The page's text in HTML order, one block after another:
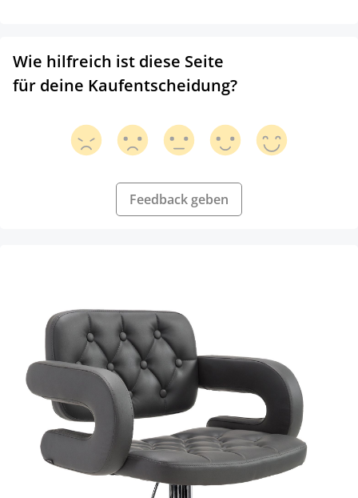
Wie hilfreich ist diese Seite
für deine Kaufentscheidung?
Feedback geben